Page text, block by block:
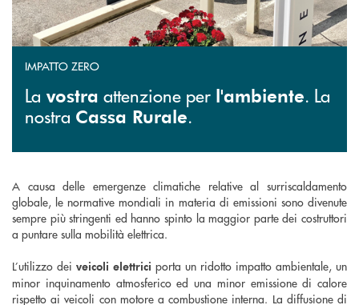
IMPATTO ZERO
La vostra attenzione per l'ambiente. La
nostra Cassa Rurale.
A causa delle emergenze climatiche relative al surriscaldamento
globale, le normative mondiali in materia di emissioni sono divenute
sempre più stringenti ed hanno spinto la maggior parte dei costruttori
a puntare sulla mobilità elettrica.
L’utilizzo dei veicoli elettrici porta un ridotto impatto ambientale, un
minor inquinamento atmosferico ed una minor emissione di calore
rispetto ai veicoli con motore a combustione interna. La diffusione di